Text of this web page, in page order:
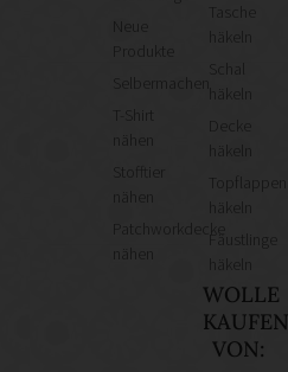
Neue
Produkte
Selbermachen
T-Shirt
Stofftier
Patchworkdecke
Tasche
häkeln
häkeln
Topflappen
häkeln
Fäustlinge
häkeln
WOLLE
KAUFEN
VON: